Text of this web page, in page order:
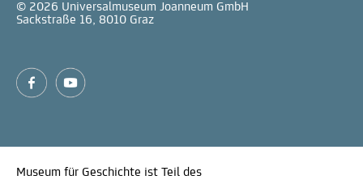
© 2026 Universalmuseum Joanneum GmbH
Sackstraße 16, 8010 Graz
Museum für Geschichte ist Teil des